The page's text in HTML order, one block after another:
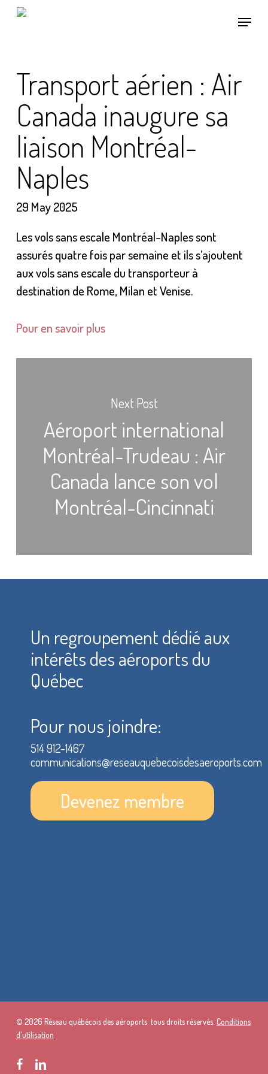
Skip
Menu
Transport aérien : Air
Canada inaugure sa
liaison Montréal-
Naples
29 May 2025
Les vols sans escale Montréal-Naples sont
assurés quatre fois par semaine et ils s’ajoutent
aux vols sans escale du transporteur à
destination de Rome, Milan et Venise.
Pour en savoir plus
Next Post
Aéroport international
Montréal-Trudeau : Air
Canada lance son vol
Montréal-Cincinnati
Un regroupement dédié aux
intérêts des aéroports du
Québec
Pour nous joindre:
514 912-1467
communications@reseauquebecoisdesaeroports.com
Devenez membre
© 2026 Réseau québécois des aéroports. tous droits réservés. Conditions
d'utilisation
facebooklinkedin